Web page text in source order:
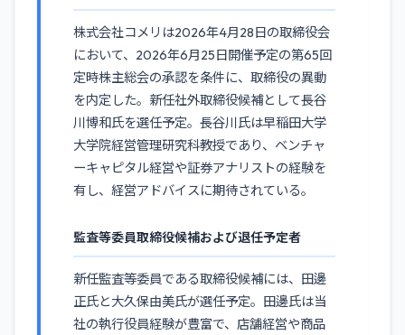
株式会社コメリは2026年4月28日の取締役会
において、2026年6月25日開催予定の第65回
定時株主総会の承認を条件に、取締役の異動
を内定した。新任社外取締役候補として長谷
川博和氏を選任予定。長谷川氏は早稲田大学
大学院経営管理研究科教授であり、ベンチャ
ーキャピタル経営や証券アナリストの経験を
有し、経営アドバイスに期待されている。
監査等委員取締役候補および退任予定者
新任監査等委員である取締役候補には、田邊
正氏と大久保由美氏が選任予定。田邊氏は当
社の執行役員経験が豊富で、店舗経営や商品